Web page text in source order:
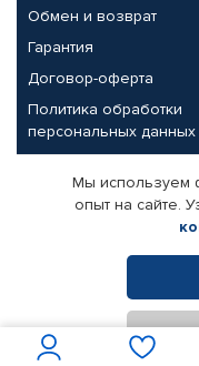
Обмен и возврат
Гарантия
Договор-оферта
Политика обработки
персональных данных
Партнерам
Корпоративным
Поставщикам
© КАМАЗ ЦЕНТР ДОНЕЦК,
Интернет-магазин
Мы используем
опыт на сайте.